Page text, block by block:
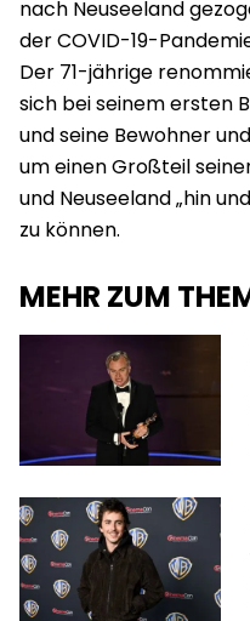
nach Neuseeland
der COVID-19-
Der 71-jährige
sich bei seinem ersten
und seine Bewohner
um einen Großteil
und Neuseeland „hin
zu können.
MEHR ZUM